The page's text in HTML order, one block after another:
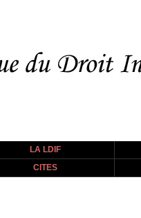
LA LDIF
CITES